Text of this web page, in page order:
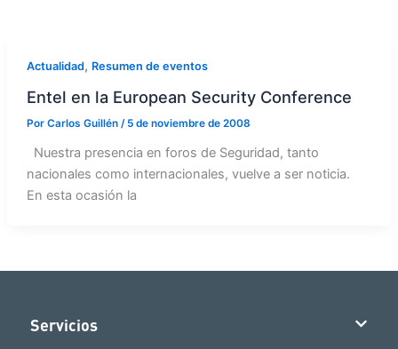
Actualidad, Resumen de eventos
Entel en la European Security Conference
Por Carlos Guillén / 5 de noviembre de 2008
Nuestra presencia en foros de Seguridad, tanto
nacionales como internacionales, vuelve a ser noticia.
En esta ocasión la
Servicios